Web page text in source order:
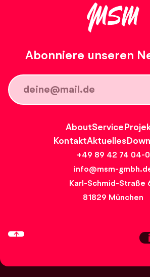
Abonniere unseren
AboutService
KontaktAktuelles
+49 89 42 74 04-0
info@msm-
Karl-Schmid-Straße
81829 München